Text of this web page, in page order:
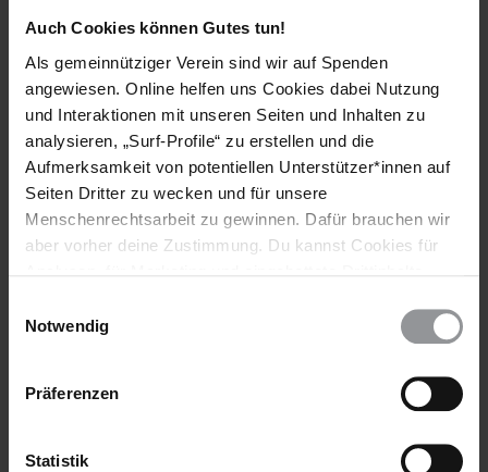
Auch Cookies können Gutes tun!
Als gemeinnütziger Verein sind wir auf Spenden
angewiesen. Online helfen uns Cookies dabei Nutzung
und Interaktionen mit unseren Seiten und Inhalten zu
analysieren, „Surf-Profile“ zu erstellen und die
Aufmerksamkeit von potentiellen Unterstützer*innen auf
Seiten Dritter zu wecken und für unsere
Menschenrechtsarbeit zu gewinnen. Dafür brauchen wir
aber vorher deine Zustimmung. Du kannst Cookies für
wieder ändern. Diesen Banner kannst Du über den Link
Notwendig
Präferenzen
Statistik
Bleib informiert
Header
Text
Abonniere den Amnesty-Newsletter und mach dich
für die Menschenrechte stark!
Vorname
Nachname
E-
gelesen und stimme